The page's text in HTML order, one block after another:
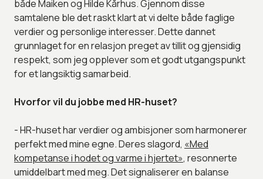
både Maiken og Hilde Kårhus. Gjennom disse
samtalene ble det raskt klart at vi delte både faglige
verdier og personlige interesser. Dette dannet
grunnlaget for en relasjon preget av tillit og gjensidig
respekt, som jeg opplever som et godt utgangspunkt
for et langsiktig samarbeid.
Hvorfor vil du jobbe med HR-huset?
- HR-huset har verdier og ambisjoner som harmonerer
perfekt med mine egne. Deres slagord, «Med
kompetanse i hodet og varme i hjertet», resonnerte
umiddelbart med meg. Det signaliserer en balanse